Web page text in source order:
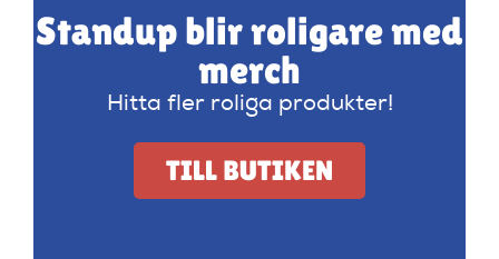
Standup blir roligare med
merch
Hitta fler roliga produkter!
TILL BUTIKEN